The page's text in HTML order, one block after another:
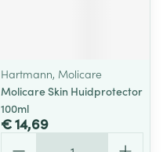
Hartmann, Molicare
Molicare Skin Huidprotector
100ml
€ 14,69